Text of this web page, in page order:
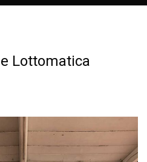
Lottomatica